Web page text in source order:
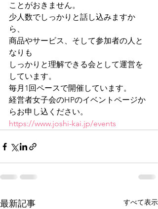
ことがおきません。
少人数でしっかりと話し込みますか
ら、
商品やサービス、そして参加者の人と
なりも
しっかりと理解できる会として運営を
しています。
毎月1回ペースで開催しています。
経営者女子会のHPのイベントページか
らお申し込ください。
https://www.joshi-kai.jp/events
最新記事 すべて表示